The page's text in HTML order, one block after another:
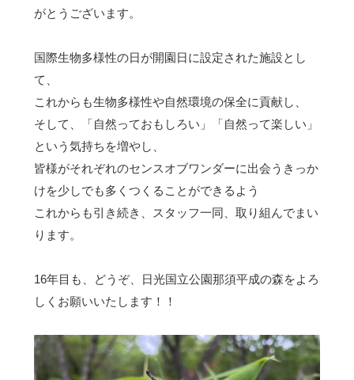
がとうございます。
国際生物多様性の日が開園日に設定された施設とし
て、
これからも生物多様性や自然環境の保全に貢献し、
そして、「自然っておもしろい」「自然って楽しい」
という気持ちを増やし、
皆様がそれぞれのセンスオブワンダーに出会うきっか
けを少しでも多くつくることができるよう
これからも引き続き、スタッフ一同、取り組んでまい
ります。
16年目も、どうぞ、日光国立公園那須平成の森をよろ
しくお願いいたします！！